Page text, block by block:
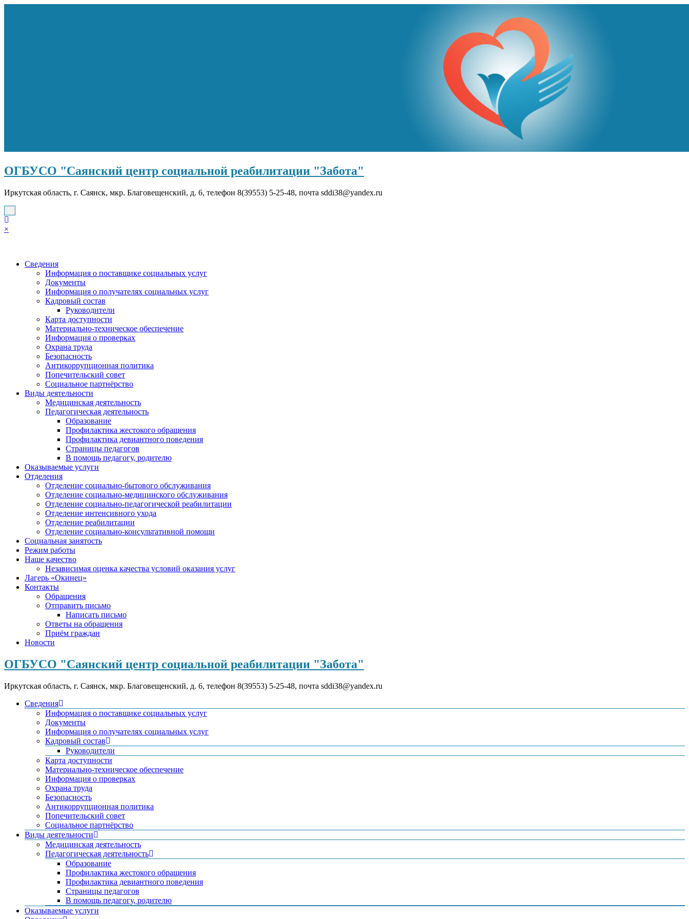
ОГБУСО "Саянский центр социальной реабилитации "Забота"
Иркутская область, г. Саянск, мкр. Благовещенский, д. 6, телефон 8(39553) 5-25-48, почта sddi38@yandex.ru
×
Сведения
Информация о поставщике социальных услуг
Документы
Информация о получателях социальных услуг
Кадровый состав
Руководители
Карта доступности
Материально-техническое обеспечение
Информация о проверках
Охрана труда
Безопасность
Антикоррупционная политика
Попечительский совет
Социальное партнёрство
Виды деятельности
Медицинская деятельность
Педагогическая деятельность
Образование
Профилактика жестокого обращения
Профилактика девиантного поведения
Страницы педагогов
В помощь педагогу, родителю
Оказываемые услуги
Отделения
Отделение социально-бытового обслуживания
Отделение социально-медицинского обслуживания
Отделение социально-педагогической реабилитации
Отделение интенсивного ухода
Отделение реабилитации
Отделение социально-консультативной помощи
Социальная занятость
Режим работы
Наше качество
Независимая оценка качества условий оказания услуг
Лагерь «Окинец»
Контакты
Обращения
Отправить письмо
Написать письмо
Ответы на обращения
Приём граждан
Новости
ОГБУСО "Саянский центр социальной реабилитации "Забота"
Иркутская область, г. Саянск, мкр. Благовещенский, д. 6, телефон 8(39553) 5-25-48, почта sddi38@yandex.ru
Сведения
Информация о поставщике социальных услуг
Документы
Информация о получателях социальных услуг
Кадровый состав
Руководители
Карта доступности
Материально-техническое обеспечение
Информация о проверках
Охрана труда
Безопасность
Антикоррупционная политика
Попечительский совет
Социальное партнёрство
Виды деятельности
Медицинская деятельность
Педагогическая деятельность
Образование
Профилактика жестокого обращения
Профилактика девиантного поведения
Страницы педагогов
В помощь педагогу, родителю
Оказываемые услуги